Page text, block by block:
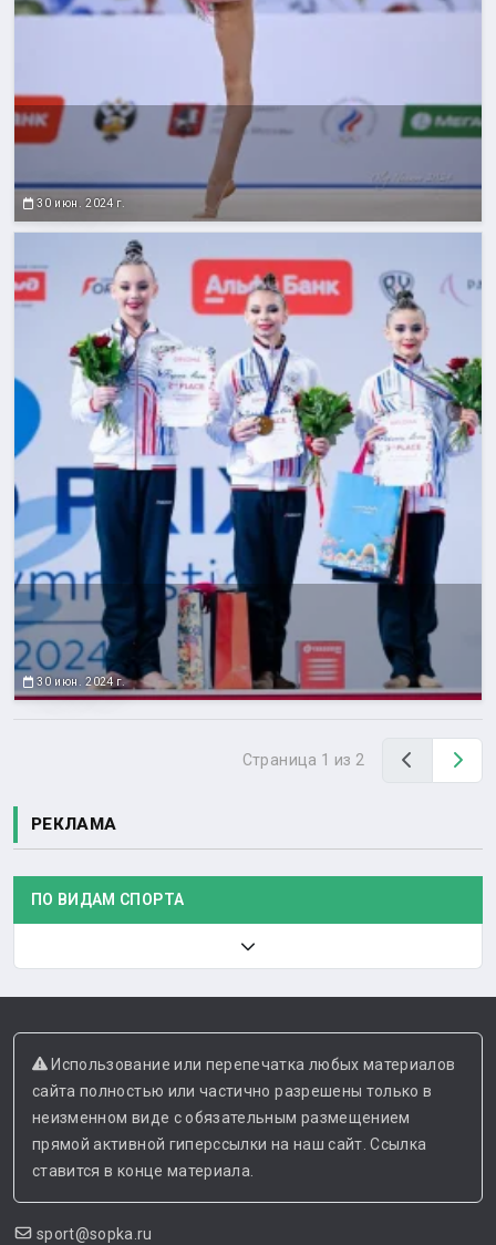
30 июн. 2024 г.
30 июн. 2024 г.
Страница 1 из 2 Назад
РЕКЛАМА
ПО ВИДАМ СПОРТА
Использование или перепечатка любых материалов
сайта полностью или частично разрешены только в
неизменном виде с обязательным размещением
прямой активной гиперссылки на наш сайт. Ссылка
ставится в конце материала.
sport@sopka.ru